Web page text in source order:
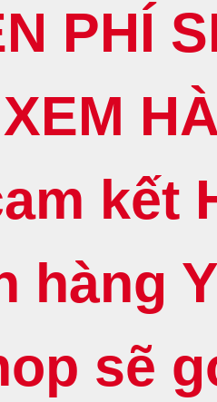
PHÍ
kết
hàng
sẽ